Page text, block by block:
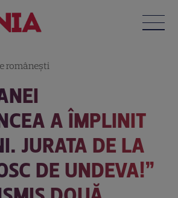
româneşti
A ÎMPLINIT
JURATA DE LA
DE UNDEVA!”